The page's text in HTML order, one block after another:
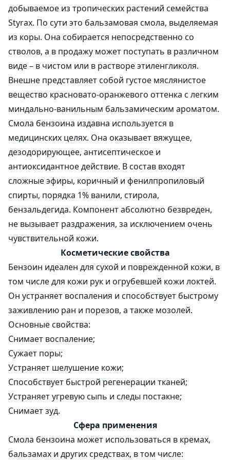
добываемое из тропических растений семейства
Styrax. По сути это бальзамовая смола, выделяемая
из коры. Она собирается непосредственно со
стволов, а в продажу может поступать в различном
виде – в чистом или в растворе этиленгликоля.
Внешне представляет собой густое мяслянистое
вещество красновато-оранжевого оттенка с легким
миндально-ванильным бальзамическим ароматом.
Смола бензоина издавна используется в
медицинских целях. Она оказывает вяжущее,
дезодорирующее, антисептическое и
антиоксидантное действие. В состав входят
сложные эфиры, коричный и фенилпропиловый
спирты, порядка 1% ванили, стирола,
бензальдегида. Компонент абсолютно безвреден,
не вызывает раздражения, за исключением очень
чувствительной кожи.
Косметические свойства
Бензоин идеален для сухой и поврежденной кожи, в
том числе для кожи рук и огрубевшей кожи локтей.
Он устраняет воспаления и способствует быстрому
заживлению ран и порезов, а также мозолей.
Основные свойства:
Снимает воспаление;
Сужает поры;
Устраняет шелушение кожи;
Способствует быстрой регенерации тканей;
Устраняет угревую сыпь и следы постакне;
Снимает зуд.
Сфера применения
Смола бензоина может использоваться в кремах,
бальзамах и других средствах, в том числе: